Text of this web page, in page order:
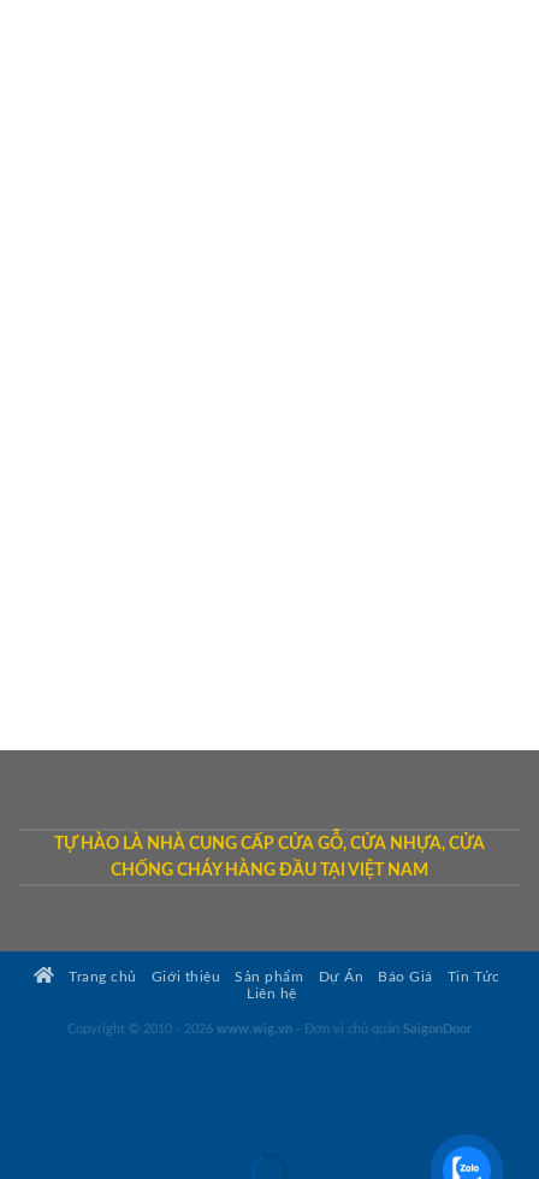
TỰ HÀO LÀ NHÀ CUNG CẤP CỬA GỖ, CỬA NHỰA, CỬA
CHỐNG CHÁY HÀNG ĐẦU TẠI VIỆT NAM
Trang chủ Giới thiệu Sản phẩm Dự Án Báo Giá
Tin Tức
Liên hệ
Copyright © 2010 - 2026 www.wig.vn - Đơn vị chủ quản SaigonDoor